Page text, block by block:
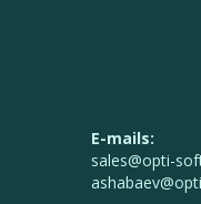
E-mails:
sales@opti-